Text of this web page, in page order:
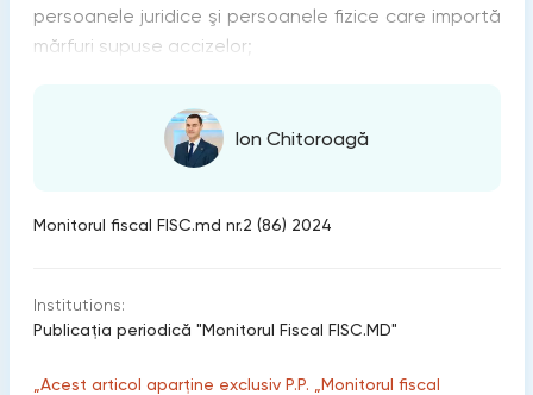
persoanele juridice şi persoanele fizice care importă
mărfuri supuse accizelor;
Ion Chitoroagă
Monitorul fiscal FISC.md nr.2 (86) 2024
Institutions:
Publicaţia periodică "Monitorul Fiscal FISC.MD"
„Acest articol aparține exclusiv P.P. „Monitorul fiscal